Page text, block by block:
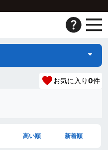
お気に入り0件
高い順 新着順